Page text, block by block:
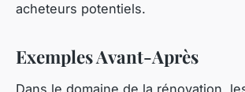
acheteurs potentiels.
Exemples Avant-Après